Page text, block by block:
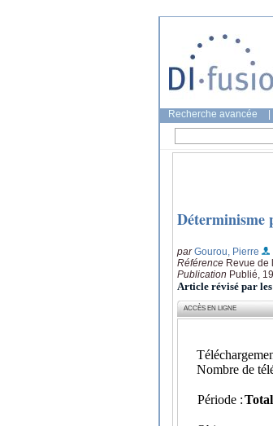
Recherche avancée
Déterminisme
parGourou, Pierre
Référence Revue de
Publication Publié,
Article révisé par
ACCÈS EN LIGNE